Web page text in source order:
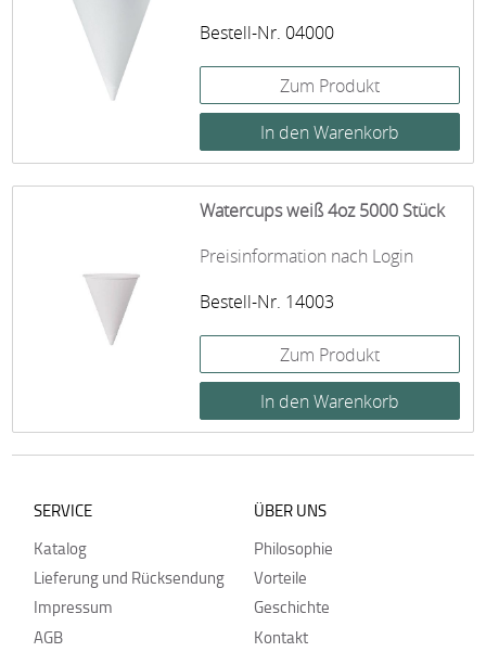
Bestell-Nr. 04000
Zum Produkt
Watercups weiß 4oz 5000 Stück
Preisinformation nach Login
Bestell-Nr. 14003
Zum Produkt
SERVICE
Katalog
Lieferung und Rücksendung
Impressum
AGB
ÜBER UNS
Philosophie
Vorteile
Geschichte
Kontakt